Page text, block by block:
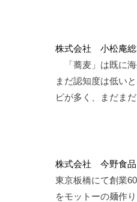
株式会社 小松庵総
「蕎麦」は既に海
まだ認知度は低い
ピが多く、まだま
株式会社 今野食品
東京板橋にて創業
をモットーの麺作